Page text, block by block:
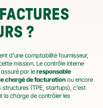
?
d'une comptabilité fournisseur,
mission. Le contrôle interne
par le responsable
chargé de facturation
structures (TPE, startups), c'est
la charge de contrôler les